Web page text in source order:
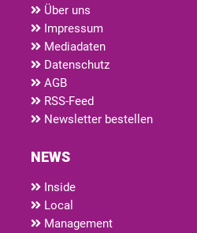
Über uns
Impressum
Mediadaten
Datenschutz
AGB
RSS-Feed
Newsletter bestellen
NEWS
Inside
Local
Management